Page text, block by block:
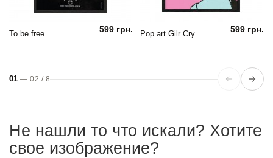
To be free. 599 грн. Pop art Gilr Cry 599 грн.
01 —02 / 8
Не нашли то что искали? Хотите
свое изображение?